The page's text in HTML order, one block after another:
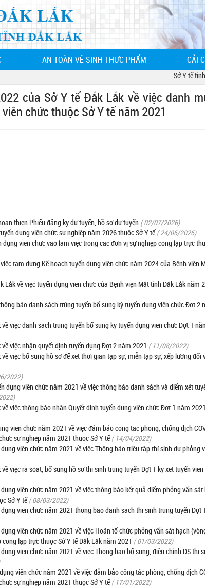
AN TOÀN VỆ SINH THỰC PHẨM CẢI
Sở Y tế tỉnh
của Sở Y tế Đắk Lắk về việc danh
chức thuộc Sở Y tế năm 2021
thiện Phiếu đăng ký dự tuyển, hồ sơ dự tuyển ( 02/07/2026)
dụng viên chức sự nghiệp năm 2026 thuộc Sở Y tế ( 24/06/2026)
viên chức vào làm việc trong các đơn vị sự nghiệp công lập trực
tạm dựng Kế hoạch tuyển dụng viên chức năm 2024 của Bệnh viện
về việc tuyển dụng viên chức của Bệnh viện Mắt tỉnh Đắk Lắk năm
báo danh sách trúng tuyển bổ sung kỳ tuyển dụng viên chức Đợt 2
việc danh sách trúng tuyển bổ sung kỳ tuyển dụng viên chức Đợt 1
việc nhận quyết định tuyển dụng Đợt 2 năm 2021 ( 11/08/2022)
việc bổ sung hồ sơ để xét thời gian tập sự, miễn tập sự, xếp lương đối
2022)
viên chức năm 2021 về việc thông báo danh sách và điểm xét
việc thông báo nhận Quyết định tuyển dụng viên chức Đợt 1 năm 2021
viên chức năm 2021 về việc đảm bảo công tác phòng, chống dịch
sự nghiệp năm 2021 thuộc Sở Y tế ( 14/04/2022)
viên chức năm 2021 về việc Thông báo triệu tập thí sinh dự phỏng
việc rà soát, bổ sung hồ sơ thí sinh trúng tuyển Đợt 1 kỳ xét tuyển
viên chức năm 2021 về việc thông báo kết quả điểm phỏng vấn sát
Sở Y tế ( 08/03/2022)
viên chức năm 2021 thông báo danh sách thí sinh trúng tuyển Đợt
viên chức năm 2021 về việc Hoãn tổ chức phỏng vấn sát hạch
lập trực thuộc Sở Y tế Đắk Lắk năm 2021 ( 01/03/2022)
viên chức năm 2021 về việc Thông báo bổ sung, điều chỉnh DS thí
viên chức năm 2021 về việc đảm bảo công tác phòng, chống dịch
sự nghiệp năm 2021 thuộc Sở Y tế ( 17/01/2022)